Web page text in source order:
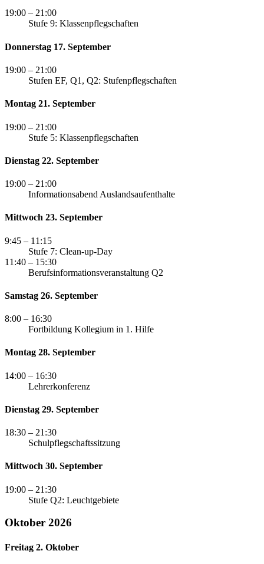
19:00 – 21:00
Stufe 9: Klassenpflegschaften
Donnerstag 17. September
19:00 – 21:00
Stufen EF, Q1, Q2: Stufenpflegschaften
Montag 21. September
19:00 – 21:00
Stufe 5: Klassenpflegschaften
Dienstag 22. September
19:00 – 21:00
Informationsabend Auslandsaufenthalte
Mittwoch 23. September
9:45 – 11:15
Stufe 7: Clean-up-Day
11:40 – 15:30
Berufsinformationsveranstaltung Q2
Samstag 26. September
8:00 – 16:30
Fortbildung Kollegium in 1. Hilfe
Montag 28. September
14:00 – 16:30
Lehrerkonferenz
Dienstag 29. September
18:30 – 21:30
Schulpflegschaftssitzung
Mittwoch 30. September
19:00 – 21:30
Stufe Q2: Leuchtgebiete
Oktober 2026
Freitag 2. Oktober